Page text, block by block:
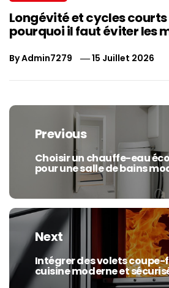
Longévité et cycles
pourquoi il faut éviter les
ByAdmin7279 15 Juillet 2026
Navigation
l’article
Previous
Previous
post:
Choisir un chauffe-eau
pour une salle de bains
Next
Next
post:
Intégrer des volets coupe-
cuisine moderne et